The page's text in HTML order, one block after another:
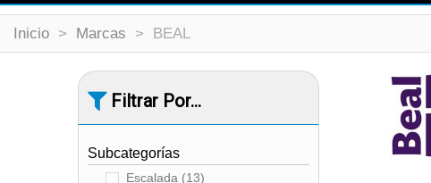
Inicio > Marcas > BEAL
Filtrar Por...
Subcategorías
Escalada (13)